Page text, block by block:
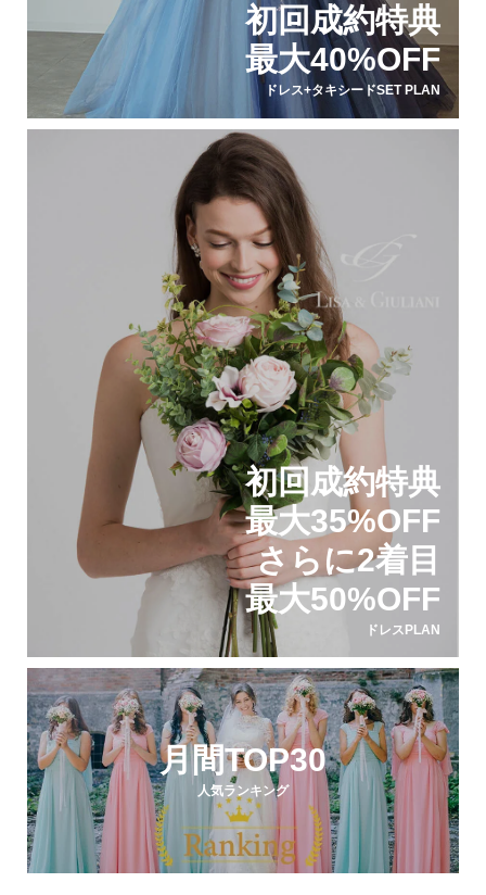
初回成約特典
最大40%OFF
ドレス+タキシードSET PLAN
初回成約特典
最大35%OFF
さらに2着目
最大50%OFF
ドレスPLAN
月間TOP30
人気ランキング